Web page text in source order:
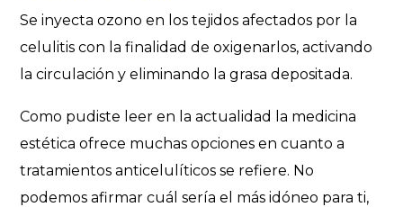
Se inyecta ozono en los tejidos afectados por la
celulitis con la finalidad de oxigenarlos, activando
la circulación y eliminando la grasa depositada.
Como pudiste leer en la actualidad la medicina
estética ofrece muchas opciones en cuanto a
tratamientos anticelulíticos se refiere. No
podemos afirmar cuál sería el más idóneo para ti,